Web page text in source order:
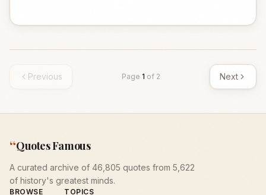
Previous Page 1 of 2 Next
“Quotes Famous
A curated archive of 46,805 quotes from 5,622
of history's greatest minds.
BROWSE TOPICS